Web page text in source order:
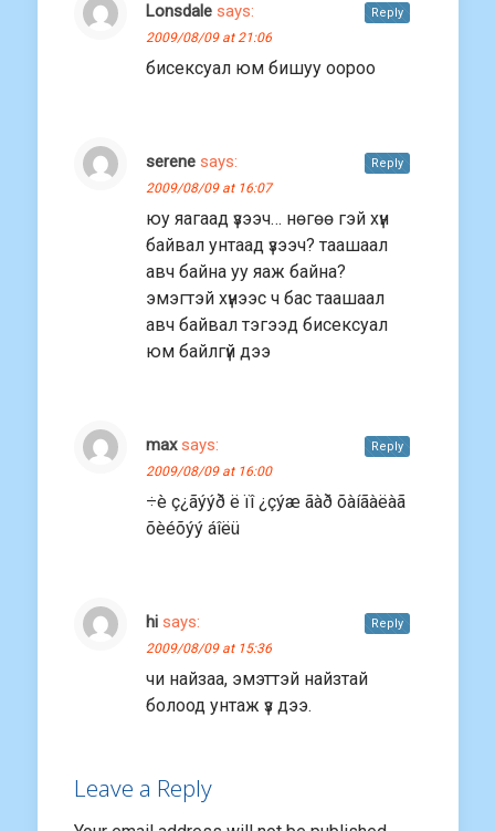
Lonsdale says:
2009/08/09 at 21:06
бисексуал юм бишуу оороо
Reply
serene says:
2009/08/09 at 16:07
юу яагаад үзээч… нөгөө гэй хүн
байвал унтаад үзээч? таашаал
авч байна уу яаж байна?
эмэгтэй хүнээс ч бас таашаал
авч байвал тэгээд бисексуал
юм байлгүй дээ
Reply
max says:
2009/08/09 at 16:00
÷è ç¿ãýýð ë ïî ¿çýæ ãàð õàíãàëàã
õèéõýý áîëü
Reply
hi says:
2009/08/09 at 15:36
чи найзаа, эмэттэй найзтай
болоод унтаж үз дээ.
Reply
Leave a Reply